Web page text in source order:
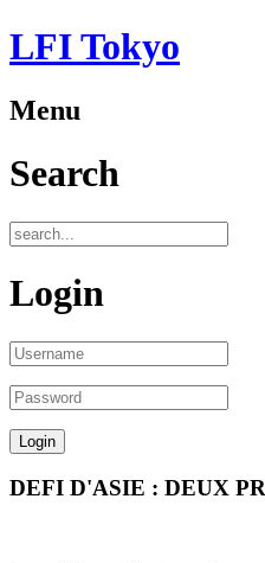
LFI Tokyo
Menu
Search
Login
DEFI D'ASIE : DEUX